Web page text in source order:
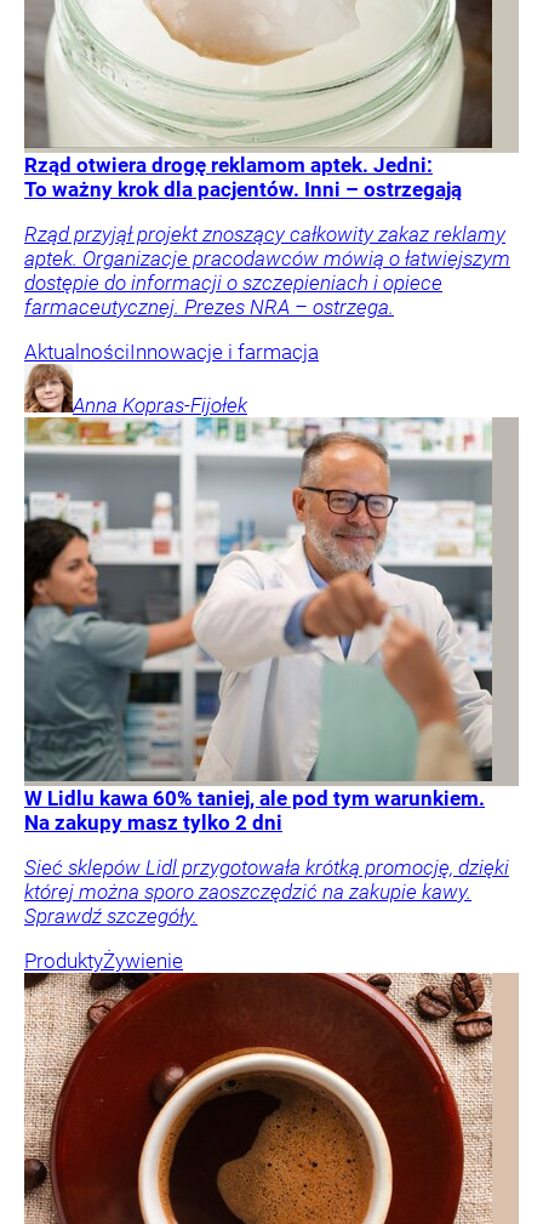
Rząd otwiera drogę reklamom aptek. Jedni:
To ważny krok dla pacjentów. Inni – ostrzegają
Rząd przyjął projekt znoszący całkowity zakaz reklamy
aptek. Organizacje pracodawców mówią o łatwiejszym
dostępie do informacji o szczepieniach i opiece
farmaceutycznej. Prezes NRA – ostrzega.
AktualnościInnowacje i farmacja
Anna Kopras-Fijołek
W Lidlu kawa 60% taniej, ale pod tym warunkiem.
Na zakupy masz tylko 2 dni
Sieć sklepów Lidl przygotowała krótką promocję, dzięki
której można sporo zaoszczędzić na zakupie kawy.
Sprawdź szczegóły.
ProduktyŻywienie